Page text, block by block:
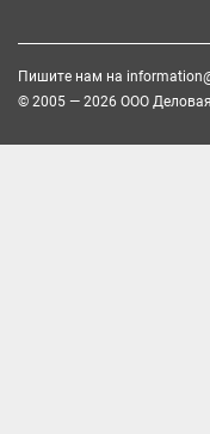
Пишите нам на
© 2005 — 2026 ООО Деловая